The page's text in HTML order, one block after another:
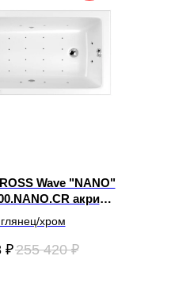
Wave "NANO"
акрил
хром
₽255 420 ₽